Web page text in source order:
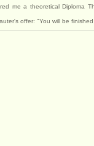
me a theoretical Diploma
offer: "You will be